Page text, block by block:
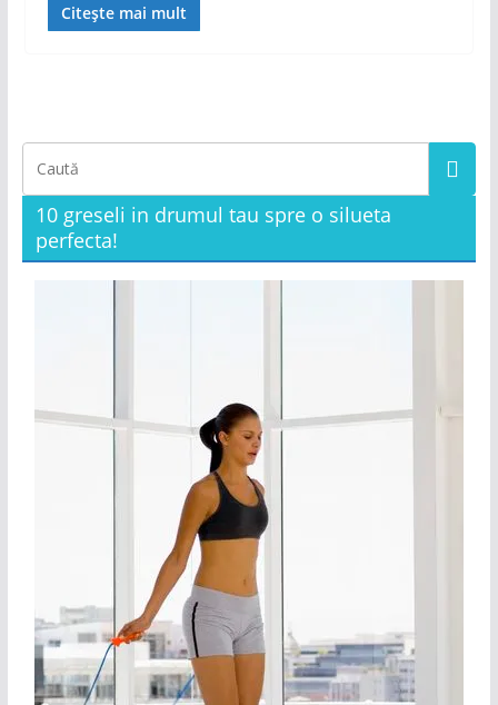
Citește mai mult
10 greseli in drumul tau spre o silueta
perfecta!